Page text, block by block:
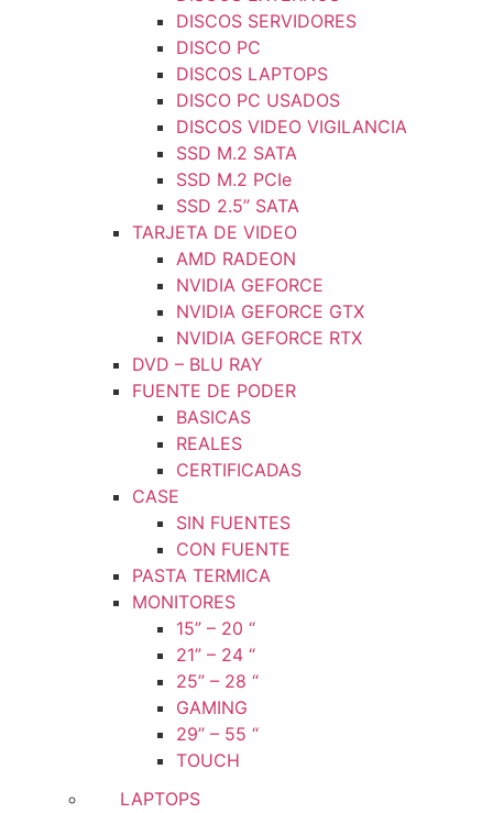
DISCOS SERVIDORES
DISCO PC
DISCOS LAPTOPS
DISCO PC USADOS
DISCOS VIDEO VIGILANCIA
SSD M.2 SATA
SSD M.2 PCIe
SSD 2.5” SATA
TARJETA DE VIDEO
AMD RADEON
NVIDIA GEFORCE
NVIDIA GEFORCE GTX
NVIDIA GEFORCE RTX
DVD – BLU RAY
FUENTE DE PODER
BASICAS
REALES
CERTIFICADAS
CASE
SIN FUENTES
CON FUENTE
PASTA TERMICA
MONITORES
15” – 20 “
21” – 24 “
25” – 28 “
GAMING
29” – 55 “
TOUCH
LAPTOPS